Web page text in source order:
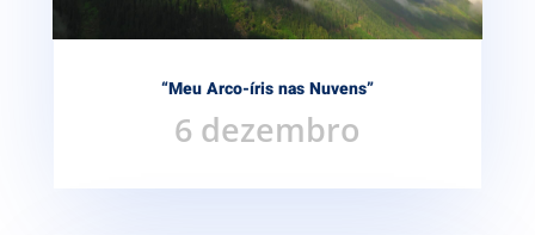
“Meu Arco-íris nas Nuvens”
6 dezembro